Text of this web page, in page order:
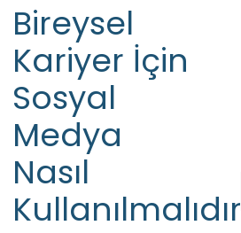
Bireysel
Kariyer İçin
Sosyal
Medya
Nasıl
Kullanılmalıdır